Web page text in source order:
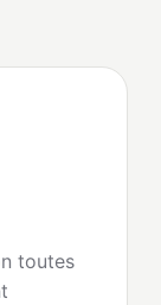
toutes